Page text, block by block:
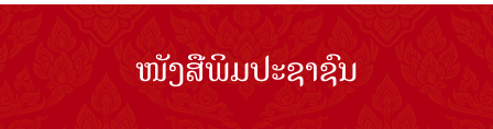
ໜັງສືພິມປະຊາຊົນ